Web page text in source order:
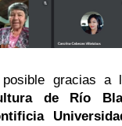
gracias a
de Río